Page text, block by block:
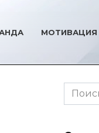
МОТИВАЦИЯ
Search
for: